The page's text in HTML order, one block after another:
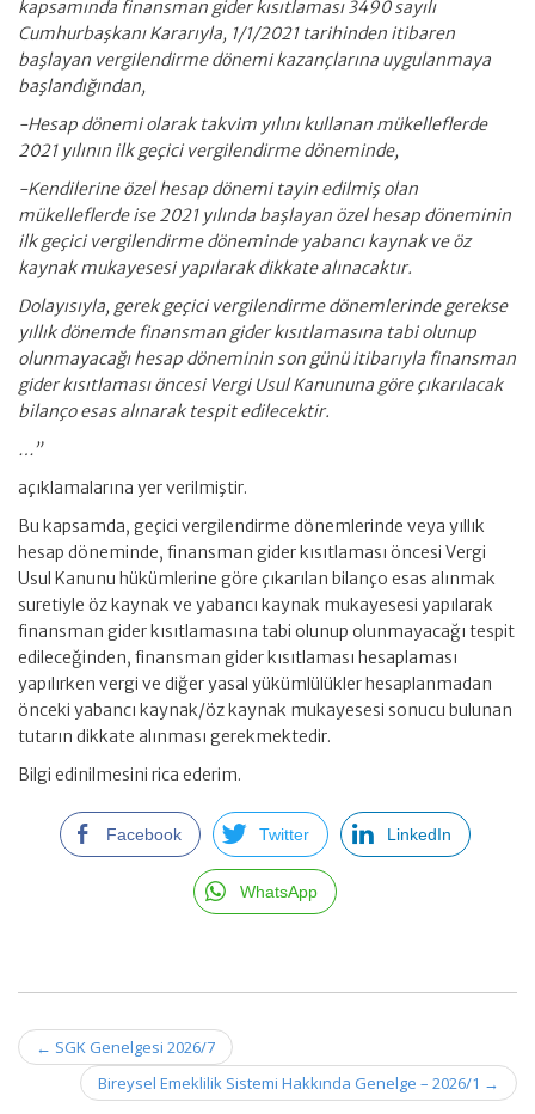
kapsamında finansman gider kısıtlaması 3490 sayılı
Cumhurbaşkanı Kararıyla, 1/1/2021 tarihinden itibaren
başlayan vergilendirme dönemi kazançlarına uygulanmaya
başlandığından,
-Hesap dönemi olarak takvim yılını kullanan mükelleflerde
2021 yılının ilk geçici vergilendirme döneminde,
-Kendilerine özel hesap dönemi tayin edilmiş olan
mükelleflerde ise 2021 yılında başlayan özel hesap döneminin
ilk geçici vergilendirme döneminde yabancı kaynak ve öz
kaynak mukayesesi yapılarak dikkate alınacaktır.
Dolayısıyla, gerek geçici vergilendirme dönemlerinde gerekse
yıllık dönemde finansman gider kısıtlamasına tabi olunup
olunmayacağı hesap döneminin son günü itibarıyla finansman
gider kısıtlaması öncesi Vergi Usul Kanununa göre çıkarılacak
bilanço esas alınarak tespit edilecektir.
…”
açıklamalarına yer verilmiştir.
Bu kapsamda, geçici vergilendirme dönemlerinde veya yıllık
hesap döneminde, finansman gider kısıtlaması öncesi Vergi
Usul Kanunu hükümlerine göre çıkarılan bilanço esas alınmak
suretiyle öz kaynak ve yabancı kaynak mukayesesi yapılarak
finansman gider kısıtlamasına tabi olunup olunmayacağı tespit
edileceğinden, finansman gider kısıtlaması hesaplaması
yapılırken vergi ve diğer yasal yükümlülükler hesaplanmadan
önceki yabancı kaynak/öz kaynak mukayesesi sonucu bulunan
tutarın dikkate alınması gerekmektedir.
Bilgi edinilmesini rica ederim.
Facebook Twitter LinkedIn
WhatsApp
Post
navigation
← SGK Genelgesi 2026/7
Bireysel Emeklilik Sistemi Hakkında Genelge – 2026/1 →